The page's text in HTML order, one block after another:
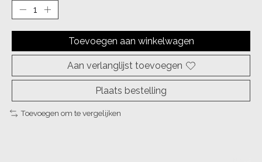
Toevoegen aan winkelwagen
Aan verlanglijst toevoegen
Plaats bestelling
Toevoegen om te vergelijken